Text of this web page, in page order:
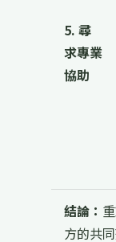
5. 尋
求專業
協助
結論：
方的共